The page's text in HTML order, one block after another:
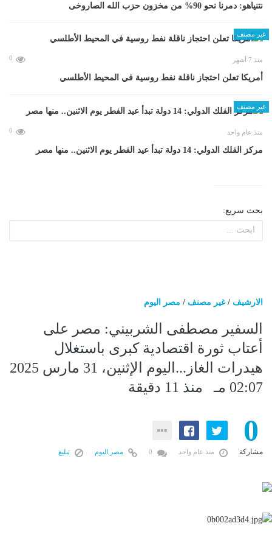
نتنياهو: دمرنا نحو 90% من مخزون حزب الله الصاروخى
غير مصنف
منذ 7 أشهر 0
أمريكا تعلن احتجاز ناقلة نفط روسية في المحيط الأطلسي
غير مصنف
منذ عام واحد 0
مركز الفلك الدولي: 14 دولة تبدأ عيد الفطر يوم الاثنين.. منها مصر
بحث سريع:
الارشيف /غير مصنف / مصر اليوم
السفير مصطفى الشربيني: مصر على
أعتاب ثورة اقتصادية كبرى باستغلال
هيدرات الغاز...اليوم الإثنين، 31 مارس 2025
02:07 مـ منذ 11 دقيقة
0
مشاركة منذ عام واحد مصر اليوم تبليغ